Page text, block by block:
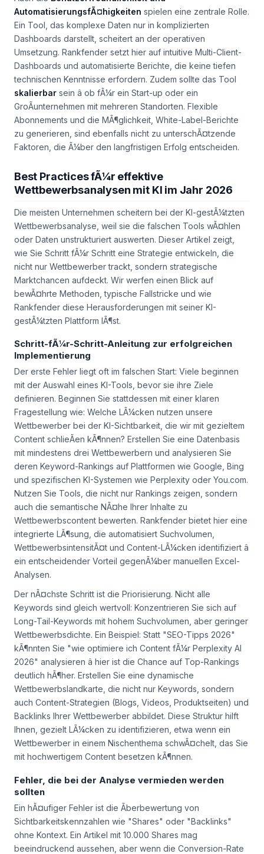
AutomatisierungsfÃ¤higkeiten spielen eine zentrale Rolle.
Ein Tool, das komplexe Daten nur in komplizierten
Dashboards darstellt, scheitert an der operativen
Umsetzung. Rankfender setzt hier auf intuitive Multi-Client-
Dashboards und automatisierte Berichte, die keine tiefen
technischen Kenntnisse erfordern. Zudem sollte das Tool
skalierbar sein â ob fÃ¼r ein Start-up oder ein
GroÃunternehmen mit mehreren Standorten. Flexible
Abonnements und die MÃ¶glichkeit, White-Label-Berichte
zu generieren, sind ebenfalls nicht zu unterschÃ¤tzende
Faktoren, die Ã¼ber den langfristigen Erfolg entscheiden.
Best Practices fÃ¼r effektive
Wettbewerbsanalysen mit KI im Jahr 2026
Die meisten Unternehmen scheitern bei der KI-gestÃ¼tzten
Wettbewerbsanalyse, weil sie die falschen Tools wÃ¤hlen
oder Daten unstrukturiert auswerten. Dieser Artikel zeigt,
wie Sie Schritt fÃ¼r Schritt eine Strategie entwickeln, die
nicht nur Wettbewerber trackt, sondern strategische
Marktchancen aufdeckt. Wir werfen einen Blick auf
bewÃ¤hrte Methoden, typische Fallstricke und wie
Rankfender diese Herausforderungen mit seiner KI-
gestÃ¼tzten Plattform lÃ¶st.
Schritt-fÃ¼r-Schritt-Anleitung zur erfolgreichen
Implementierung
Der erste Fehler liegt oft im falschen Start: Viele beginnen
mit der Auswahl eines KI-Tools, bevor sie ihre Ziele
definieren. Beginnen Sie stattdessen mit einer klaren
Fragestellung wie: Welche LÃ¼cken nutzen unsere
Wettbewerber bei der KI-Sichtbarkeit, die wir mit gezieltem
Content schlieÃen kÃ¶nnen? Erstellen Sie eine Datenbasis
mit mindestens drei Wettbewerbern und analysieren Sie
deren Keyword-Rankings auf Plattformen wie Google, Bing
und spezifischen KI-Systemen wie Perplexity oder You.com.
Nutzen Sie Tools, die nicht nur Rankings zeigen, sondern
auch die semantische NÃ¤he Ihrer Inhalte zu
Wettbewerbscontent bewerten. Rankfender bietet hier eine
integrierte LÃ¶sung, die automatisiert Suchvolumen,
WettbewerbsintensitÃ¤t und Content-LÃ¼cken identifiziert â
ein entscheidender Vorteil gegenÃ¼ber manuellen Excel-
Analysen.
Der nÃ¤chste Schritt ist die Priorisierung. Nicht alle
Keywords sind gleich wertvoll: Konzentrieren Sie sich auf
Long-Tail-Keywords mit hohem Suchvolumen, aber geringer
Wettbewerbsdichte. Ein Beispiel: Statt "SEO-Tipps 2026"
kÃ¶nnten Sie "wie optimiere ich Content fÃ¼r Perplexity AI
2026" analysieren â hier ist die Chance auf Top-Rankings
deutlich hÃ¶her. Erstellen Sie eine dynamische
Wettbewerbslandkarte, die nicht nur Keywords, sondern
auch Content-Strategien (Blogs, Videos, Produktseiten) und
Backlinks Ihrer Wettbewerber abbildet. Diese Struktur hilft
Ihnen, gezielt LÃ¼cken zu identifizieren, etwa wenn ein
Wettbewerber in einem Nischenthema schwÃ¤chelt, das Sie
mit hochwertigem Content besetzen kÃ¶nnen.
Fehler, die bei der Analyse vermieden werden
sollten
Ein hÃ¤ufiger Fehler ist die Ãberbewertung von
Sichtbarkeitskennzahlen wie "Shares" oder "Backlinks"
ohne Kontext. Ein Artikel mit 10.000 Shares mag
beeindruckend aussehen, aber wenn die Conversion-Rate